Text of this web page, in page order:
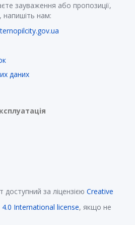
зауваження або пропозиції,
напишіть нам:
даних
доступний за ліцензією Creative
International license, якщо не